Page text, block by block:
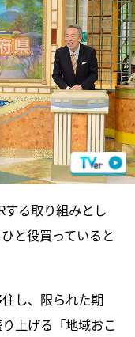
する取り組みとし
と役買っていると
し、限られた期
上げる「地域おこ